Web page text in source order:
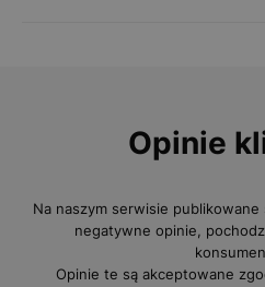
Opinie
Na naszym serwisie
negatywne opinie,
Opinie te są akceptowane